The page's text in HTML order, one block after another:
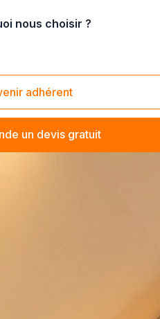
nous choisir ?
adhérent
un devis gratuit